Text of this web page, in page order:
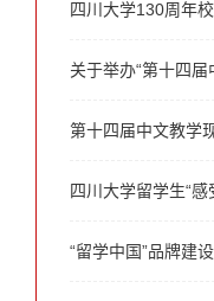
四川大学130周年
关于举办“第十四
第十四届中文教学
四川大学留学生“
“留学中国”品牌建